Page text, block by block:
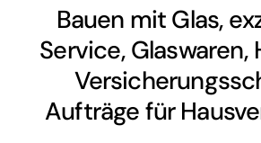
Bauen mit Glas,
Service, Glaswaren,
Aufträge für